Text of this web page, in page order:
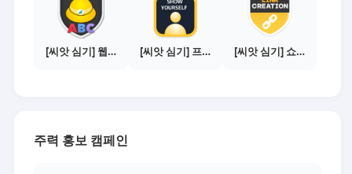
[씨앗 심기] 웹툰보기 - 수익내기 편 [씨앗 심기] 프로필 사진 등록하기 [씨앗 심기] 쇼핑몰 링크 발급하기 - 제휴몰 3곳
주력 홍보 캠페인